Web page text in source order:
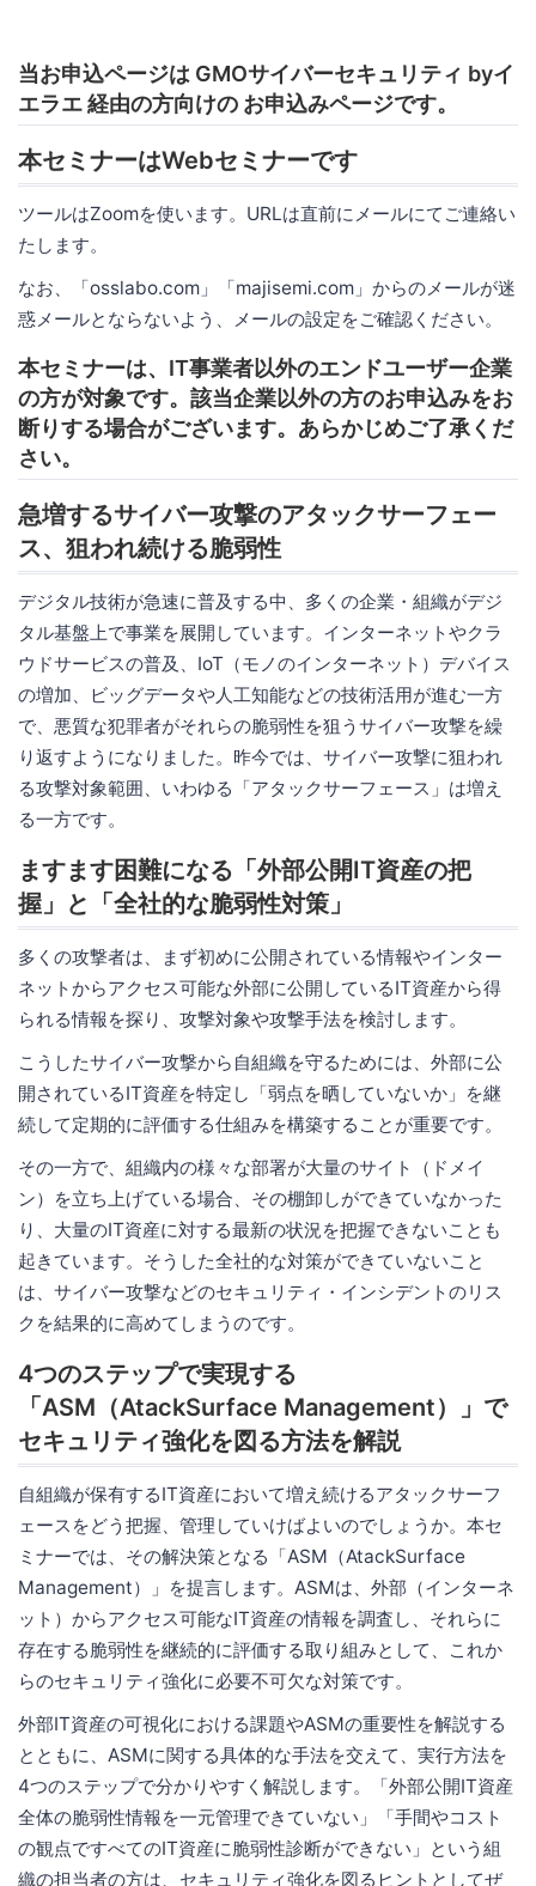
当お申込ページは GMOサイバーセキュリティ byイ
エラエ 経由の方向けの お申込みページです。
本セミナーはWebセミナーです
ツールはZoomを使います。URLは直前にメールにてご連絡い
たします。
なお、「osslabo.com」「majisemi.com」からのメールが迷
惑メールとならないよう、メールの設定をご確認ください。
本セミナーは、IT事業者以外のエンドユーザー企業
の方が対象です。該当企業以外の方のお申込みをお
断りする場合がございます。あらかじめご了承くだ
さい。
急増するサイバー攻撃のアタックサーフェー
ス、狙われ続ける脆弱性
デジタル技術が急速に普及する中、多くの企業・組織がデジ
タル基盤上で事業を展開しています。インターネットやクラ
ウドサービスの普及、IoT（モノのインターネット）デバイス
の増加、ビッグデータや人工知能などの技術活用が進む一方
で、悪質な犯罪者がそれらの脆弱性を狙うサイバー攻撃を繰
り返すようになりました。昨今では、サイバー攻撃に狙われ
る攻撃対象範囲、いわゆる「アタックサーフェース」は増え
る一方です。
ますます困難になる「外部公開IT資産の把
握」と「全社的な脆弱性対策」
多くの攻撃者は、まず初めに公開されている情報やインター
ネットからアクセス可能な外部に公開しているIT資産から得
られる情報を探り、攻撃対象や攻撃手法を検討します。
こうしたサイバー攻撃から自組織を守るためには、外部に公
開されているIT資産を特定し「弱点を晒していないか」を継
続して定期的に評価する仕組みを構築することが重要です。
その一方で、組織内の様々な部署が大量のサイト（ドメイ
ン）を立ち上げている場合、その棚卸しができていなかった
り、大量のIT資産に対する最新の状況を把握できないことも
起きています。そうした全社的な対策ができていないこと
は、サイバー攻撃などのセキュリティ・インシデントのリス
クを結果的に高めてしまうのです。
4つのステップで実現する
「ASM（AtackSurface Management）」で
セキュリティ強化を図る方法を解説
自組織が保有するIT資産において増え続けるアタックサーフ
ェースをどう把握、管理していけばよいのでしょうか。本セ
ミナーでは、その解決策となる「ASM（AtackSurface
Management）」を提言します。ASMは、外部（インターネ
ット）からアクセス可能なIT資産の情報を調査し、それらに
存在する脆弱性を継続的に評価する取り組みとして、これか
らのセキュリティ強化に必要不可欠な対策です。
外部IT資産の可視化における課題やASMの重要性を解説する
とともに、ASMに関する具体的な手法を交えて、実行方法を
4つのステップで分かりやすく解説します。「外部公開IT資産
全体の脆弱性情報を一元管理できていない」「手間やコスト
の観点ですべてのIT資産に脆弱性診断ができない」という組
織の担当者の方は、セキュリティ強化を図るヒントとしてぜ